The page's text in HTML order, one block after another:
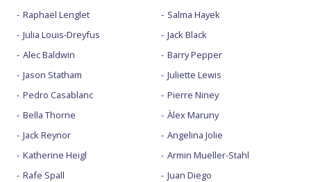
Raphaël Lenglet
Julia Louis-Dreyfus
Alec Baldwin
Jason Statham
Pedro Casablanc
Bella Thorne
Jack Reynor
Katherine Heigl
Rafe Spall
Salma Hayek
Jack Black
Barry Pepper
Juliette Lewis
Pierre Niney
Àlex Maruny
Angelina Jolie
Armin Mueller-Stahl
Juan Diego